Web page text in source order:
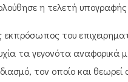
η τελετή
του
τα γεγονότα
τον οποίο και